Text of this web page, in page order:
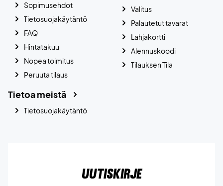
Sopimusehdot
Tietosuojakäytäntö
FAQ
Hintatakuu
Nopea toimitus
Peruuta tilaus
Valitus
Palautetut tavarat
Lahjakortti
Alennuskoodi
Tilauksen Tila
Tietoa meistä
Tietosuojakäytäntö
Uutiskirje